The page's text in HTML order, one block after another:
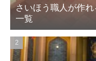
さいほう職人が作
一覧